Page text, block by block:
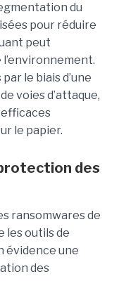
du
pour réduire
peut
le biais d’une
voies d’attaque,
le papier.
des
ransomwares de
les outils de
évidence une
des